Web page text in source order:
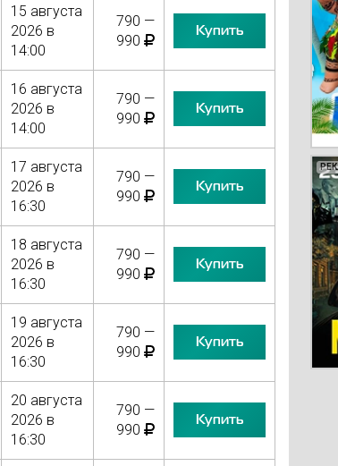
15 августа
2026 в
14:00
790 —
990
Купить
16 августа
2026 в
14:00
790 —
990
Купить
17 августа
2026 в
16:30
790 —
990
Купить
18 августа
2026 в
16:30
790 —
990
Купить
19 августа
2026 в
16:30
790 —
990
Купить
20 августа
2026 в
16:30
790 —
990
Купить